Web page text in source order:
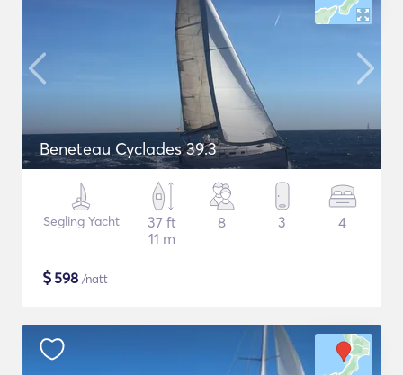
Beneteau Cyclades 39.3
Segling Yacht
37 ft
11 m
8 3 4
$598 /natt